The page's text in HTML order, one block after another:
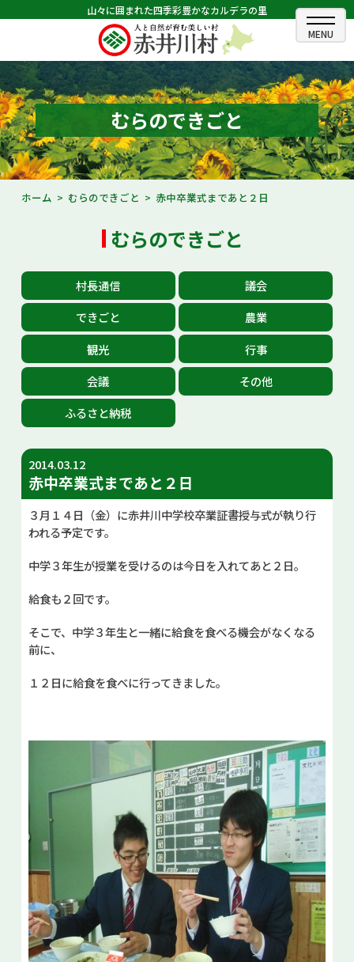
山々に囲まれた四季彩豊かなカルデラの里
ホーム
むらのできごと
むらのプロフィール
くらしの情報
観光・イベント情報
あかいがわ広報
お問い合せ
Select Language
むらのできごと
ホーム むらのできごと 赤中卒業式まであと２日
むらのできごと
村長通信
議会
できごと
農業
観光
行事
会議
その他
ふるさと納税
2014.03.12
赤中卒業式まであと２日
３月１４日（金）に赤井川中学校卒業証書授与式が執り行
われる予定です。
中学３年生が授業を受けるのは今日を入れてあと２日。
給食も２回です。
そこで、中学３年生と一緒に給食を食べる機会がなくなる
前に、
１２日に給食を食べに行ってきました。